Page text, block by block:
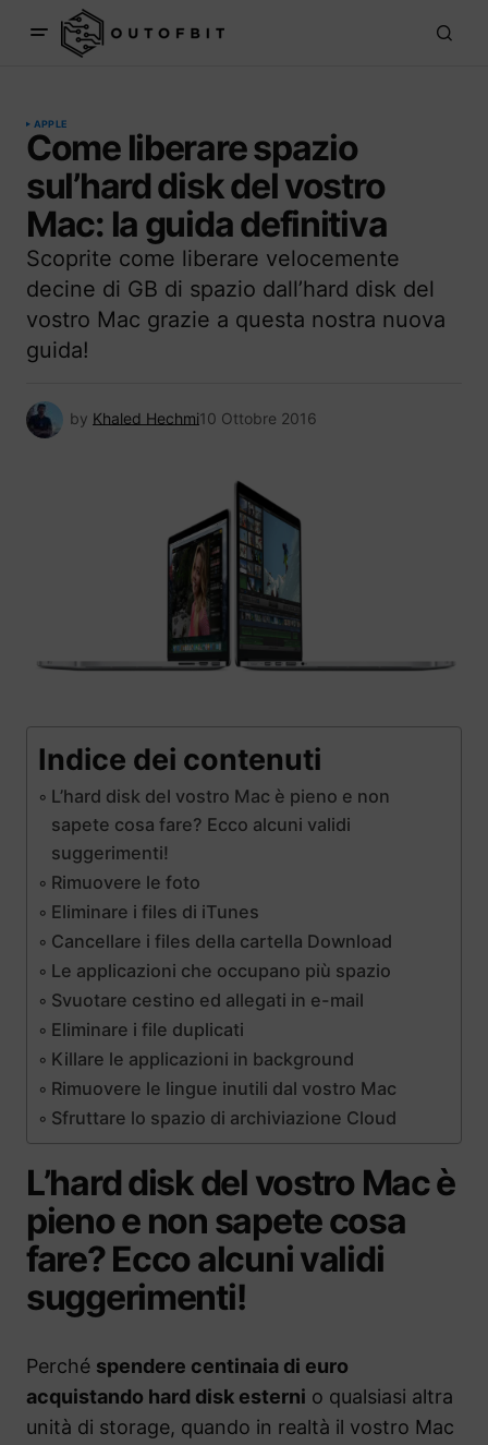
APPLE
Come liberare spazio
sul’hard disk del vostro
Mac: la guida definitiva
Scoprite come liberare velocemente
decine di GB di spazio dall’hard disk del
vostro Mac grazie a questa nostra nuova
guida!
by Khaled Hechmi10 Ottobre 2016
Indice dei contenuti
L’hard disk del vostro Mac è pieno e non
sapete cosa fare? Ecco alcuni validi
suggerimenti!
Rimuovere le foto
Eliminare i files di iTunes
Cancellare i files della cartella Download
Le applicazioni che occupano più spazio
Svuotare cestino ed allegati in e-mail
Eliminare i file duplicati
Killare le applicazioni in background
Rimuovere le lingue inutili dal vostro Mac
Sfruttare lo spazio di archiviazione Cloud
L’hard disk del vostro Mac è
pieno e non sapete cosa
fare? Ecco alcuni validi
suggerimenti!
Perché spendere centinaia di euro
acquistando hard disk esterni o qualsiasi altra
unità di storage, quando in realtà il vostro Mac